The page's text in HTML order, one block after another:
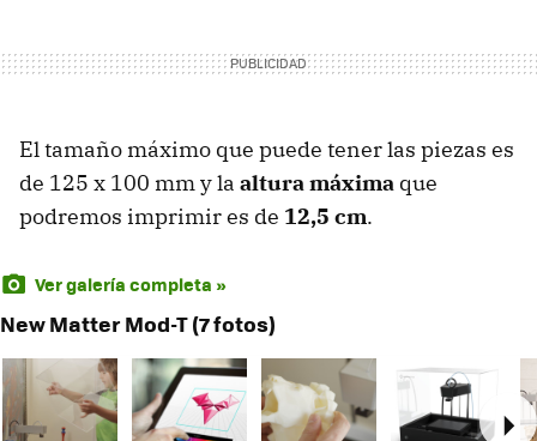
El tamaño máximo que puede tener las piezas es
de 125 x 100 mm y la altura máxima que
podremos imprimir es de 12,5 cm.
Ver galería completa »
New Matter Mod-T (7 fotos)